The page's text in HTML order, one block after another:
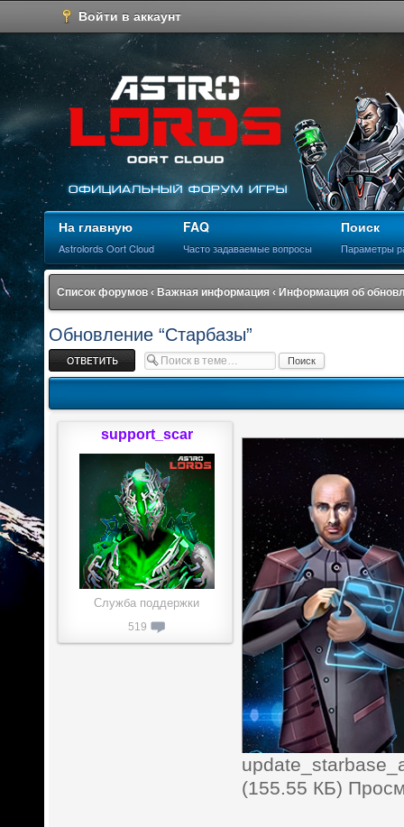
Войти в аккаунт
На главную
Astrolords Oort Cloud
FAQ
Часто задаваемые вопросы
Поиск
Параметры
Список форумов ‹ Важная информация ‹ Информация об
Обновление “Старбазы”
Ответить
(155.55 КБ)
support_scar
Служба поддержки
519